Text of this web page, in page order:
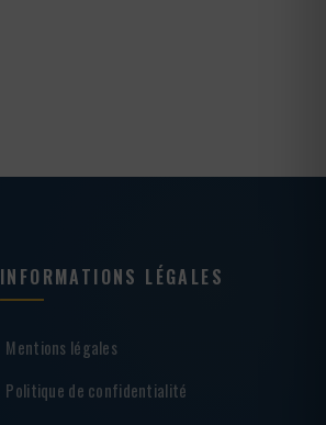
INFORMATIONS LÉGALES
Mentions légales
Politique de confidentialité